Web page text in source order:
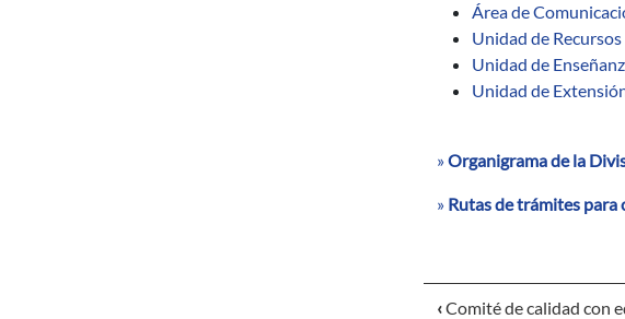
Área de
Unidad de
Unidad de
Unidad de
»Organigrama de la
» Rutas de trámites para
‹Comité de calidad con